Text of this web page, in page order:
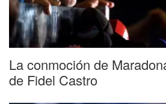
La conmoción de
de Fidel Castro